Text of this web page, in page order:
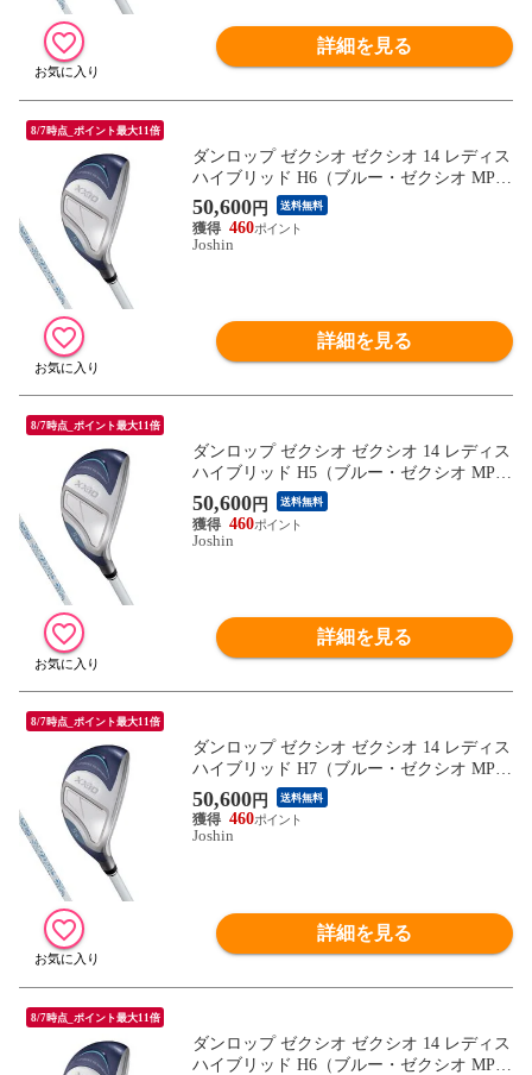
詳細を見る
8/7時点_ポイント最大11倍
ダンロップ ゼクシオ ゼクシオ 14 レディス
ハイブリッド H6（ブルー・ゼクシオ MP14
00L カーボンシャフト・フレックス：A）
DUNLOP XXXIO XX14L-BL-HB-NO6-A
【返品種別A】
50,600円 送料無料
460
Joshin
詳細を見る
8/7時点_ポイント最大11倍
ダンロップ ゼクシオ ゼクシオ 14 レディス
ハイブリッド H5（ブルー・ゼクシオ MP14
00L カーボンシャフト・フレックス：L）
DUNLOP XXXIO XX14L-BL-HB-NO5-L
【返品種別A】
50,600円 送料無料
460
Joshin
詳細を見る
8/7時点_ポイント最大11倍
ダンロップ ゼクシオ ゼクシオ 14 レディス
ハイブリッド H7（ブルー・ゼクシオ MP14
00L カーボンシャフト・フレックス：L）
DUNLOP XXXIO XX14L-BL-HB-NO7-L
【返品種別A】
50,600円 送料無料
460
Joshin
詳細を見る
8/7時点_ポイント最大11倍
ダンロップ ゼクシオ ゼクシオ 14 レディス
ハイブリッド H6（ブルー・ゼクシオ MP14